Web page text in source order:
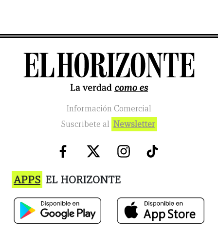
Información Comercial
Suscribete al Newsletter
APPS EL HORIZONTE